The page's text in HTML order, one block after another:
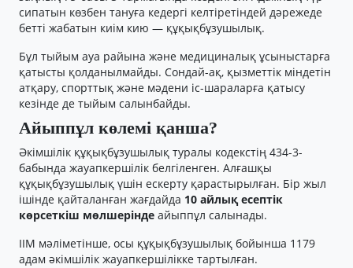
сипатын көзбен тануға кедергі келтіретіндей дәрежеде
бетті жабатын киім кию — құқықбұзушылық.
Бұл тыйым ауа райына және медициналық ұсыныстарға
қатысты қолданылмайды. Сондай-ақ, қызметтік міндетін
атқару, спорттық және мәдени іс-шараларға қатысу
кезінде де тыйым салынбайды.
Айыппұл көлемі қанша?
Әкімшілік құқықбұзушылық туралы кодекстің 434-3-
бабында жауапкершілік белгіленген. Алғашқы
құқықбұзушылық үшін ескерту қарастырылған. Бір жыл
ішінде қайталанған жағдайда 10 айлық есептік
көрсеткіш мөлшерінде айыппұл салынады.
ІІМ мәліметінше, осы құқықбұзушылық бойынша 1179
адам әкімшілік жауапкершілікке тартылған.